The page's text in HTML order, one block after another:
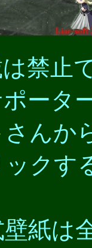
禁止
ータ
さんか
クす
紙は